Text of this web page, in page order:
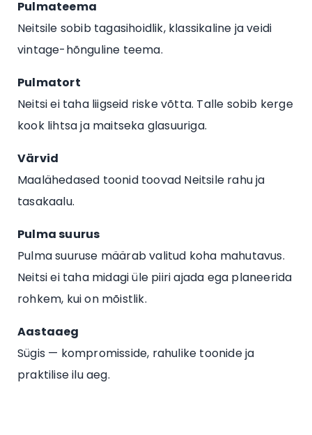
Pulmateema
Neitsile sobib tagasihoidlik, klassikaline ja veidi
vintage-hõnguline teema.
Pulmatort
Neitsi ei taha liigseid riske võtta. Talle sobib kerge
kook lihtsa ja maitseka glasuuriga.
Värvid
Maalähedased toonid toovad Neitsile rahu ja
tasakaalu.
Pulma suurus
Pulma suuruse määrab valitud koha mahutavus.
Neitsi ei taha midagi üle piiri ajada ega planeerida
rohkem, kui on mõistlik.
Aastaaeg
Sügis — kompromisside, rahulike toonide ja
praktilise ilu aeg.